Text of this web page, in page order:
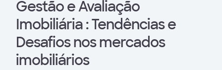
Gestão e Avaliação
Imobiliária : Tendências e
Desafios nos mercados
imobiliários